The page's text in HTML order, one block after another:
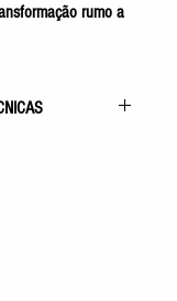
rumo a
Comum